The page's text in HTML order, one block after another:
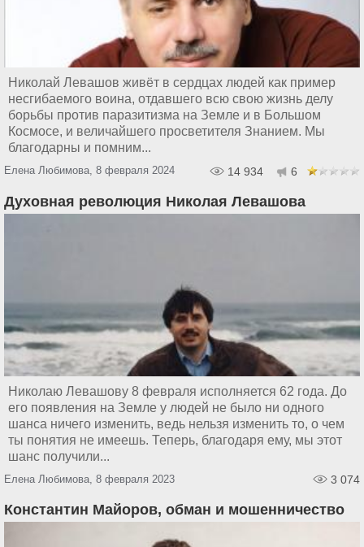
Николай Левашов живёт в сердцах людей как пример
несгибаемого воина, отдавшего всю свою жизнь делу
борьбы против паразитизма на Земле и в Большом
Космосе, и величайшего просветителя Знанием. Мы
благодарны и помним...
Елена Любимова, 8 февраля 2024 14 934 6
Духовная революция Николая Левашова
Николаю Левашову 8 февраля исполняется 62 года. До
его появления на Земле у людей не было ни одного
шанса ничего изменить, ведь нельзя изменить то, о чем
ты понятия не имеешь. Теперь, благодаря ему, мы этот
шанс получили...
Елена Любимова, 8 февраля 2023 3 074
Константин Майоров, обман и мошенничество